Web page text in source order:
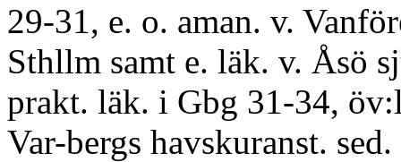
29-31, e. o. aman. v.
Sthllm samt e. läk. v. Åsö
prakt. läk. i Gbg 31-34,
Var-bergs havskuranst.